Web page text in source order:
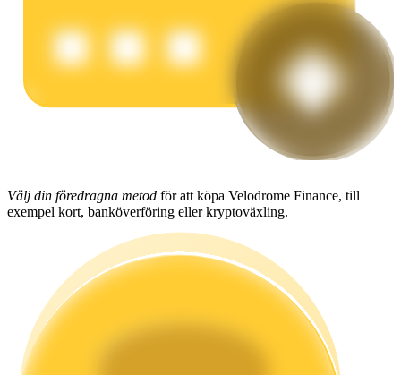
Power Piggy
Tjäna konkurrenskraftiga belöningar dagligen
Utsättning
Hög avkastning och omedelbar tillgång
Välj din föredragna metod för att köpa Velodrome Finance, till
exempel kort, banköverföring eller kryptoväxling.